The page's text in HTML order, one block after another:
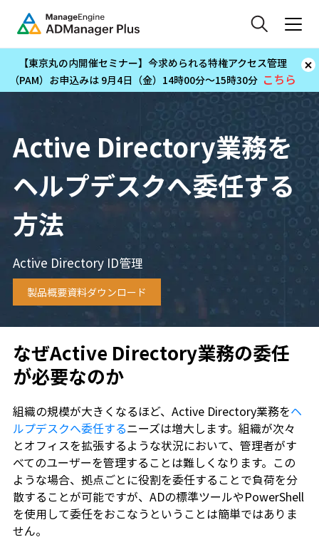
【東京丸の内開催セミナー】今求められる特権アクセス管理
（PAM）お申込みは 9月4日（金）14時00分～15時30分 こちら
Active Directory業務を
ヘルプデスクへ委任する
方法
Active Directory ID管理
製品概要資料ダウンロード
なぜActive Directory業務の委任
が必要なのか
組織の規模が大きくなるほど、Active Directory業務をヘ
ルプデスクへ委任するニーズは増大します。組織が次々
とオフィスを拡張するような状況において、管理者がす
べてのユーザーを管理することは難しくなります。この
ような場合、拠点ごとに役割を委任することで負荷を分
散することが可能ですが、ADの標準ツールやPowerShell
を使用して委任をおこなうということは簡単ではありま
せん。